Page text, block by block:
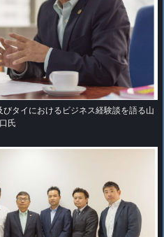
タイにおけるビジネス経験談を語る山
口氏